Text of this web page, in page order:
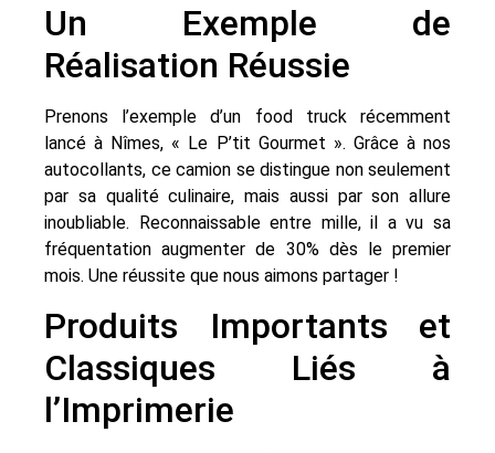
Un Exemple de
Réalisation Réussie
Prenons l’exemple d’un food truck récemment
lancé à Nîmes, « Le P’tit Gourmet ». Grâce à nos
autocollants, ce camion se distingue non seulement
par sa qualité culinaire, mais aussi par son allure
inoubliable. Reconnaissable entre mille, il a vu sa
fréquentation augmenter de 30% dès le premier
mois. Une réussite que nous aimons partager !
Produits Importants et
Classiques Liés à
l’Imprimerie